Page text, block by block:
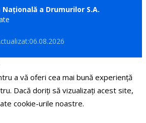
a Drumurilor S.A.
a vă oferi cea mai bună experiență
Dacă doriți să vizualizați acest site,
cookie-urile noastre.